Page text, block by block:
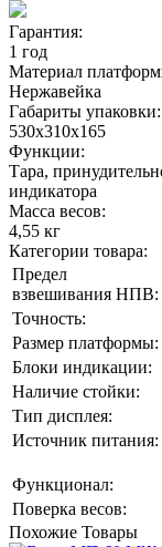
Гарантия:
1 год
Материал
Нержавейка
Габариты упаковки:
530х310х165
Функции:
Тара,
индикатора
Масса весов:
4,55 кг
Категории товара:
Предел
взвешивания НПВ:
Точность:
Размер платформы:
Блоки индикации:
Наличие стойки:
Тип дисплея:
Источник питания:
Функционал:
Поверка весов:
Похожие Товары